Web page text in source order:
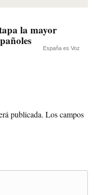
la mayor
España es Voz
publicada. Los campos